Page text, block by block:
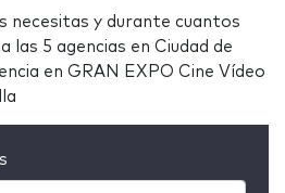
necesitas y durante cuantos
las 5 agencias en Ciudad de
en GRAN EXPO Cine Vídeo